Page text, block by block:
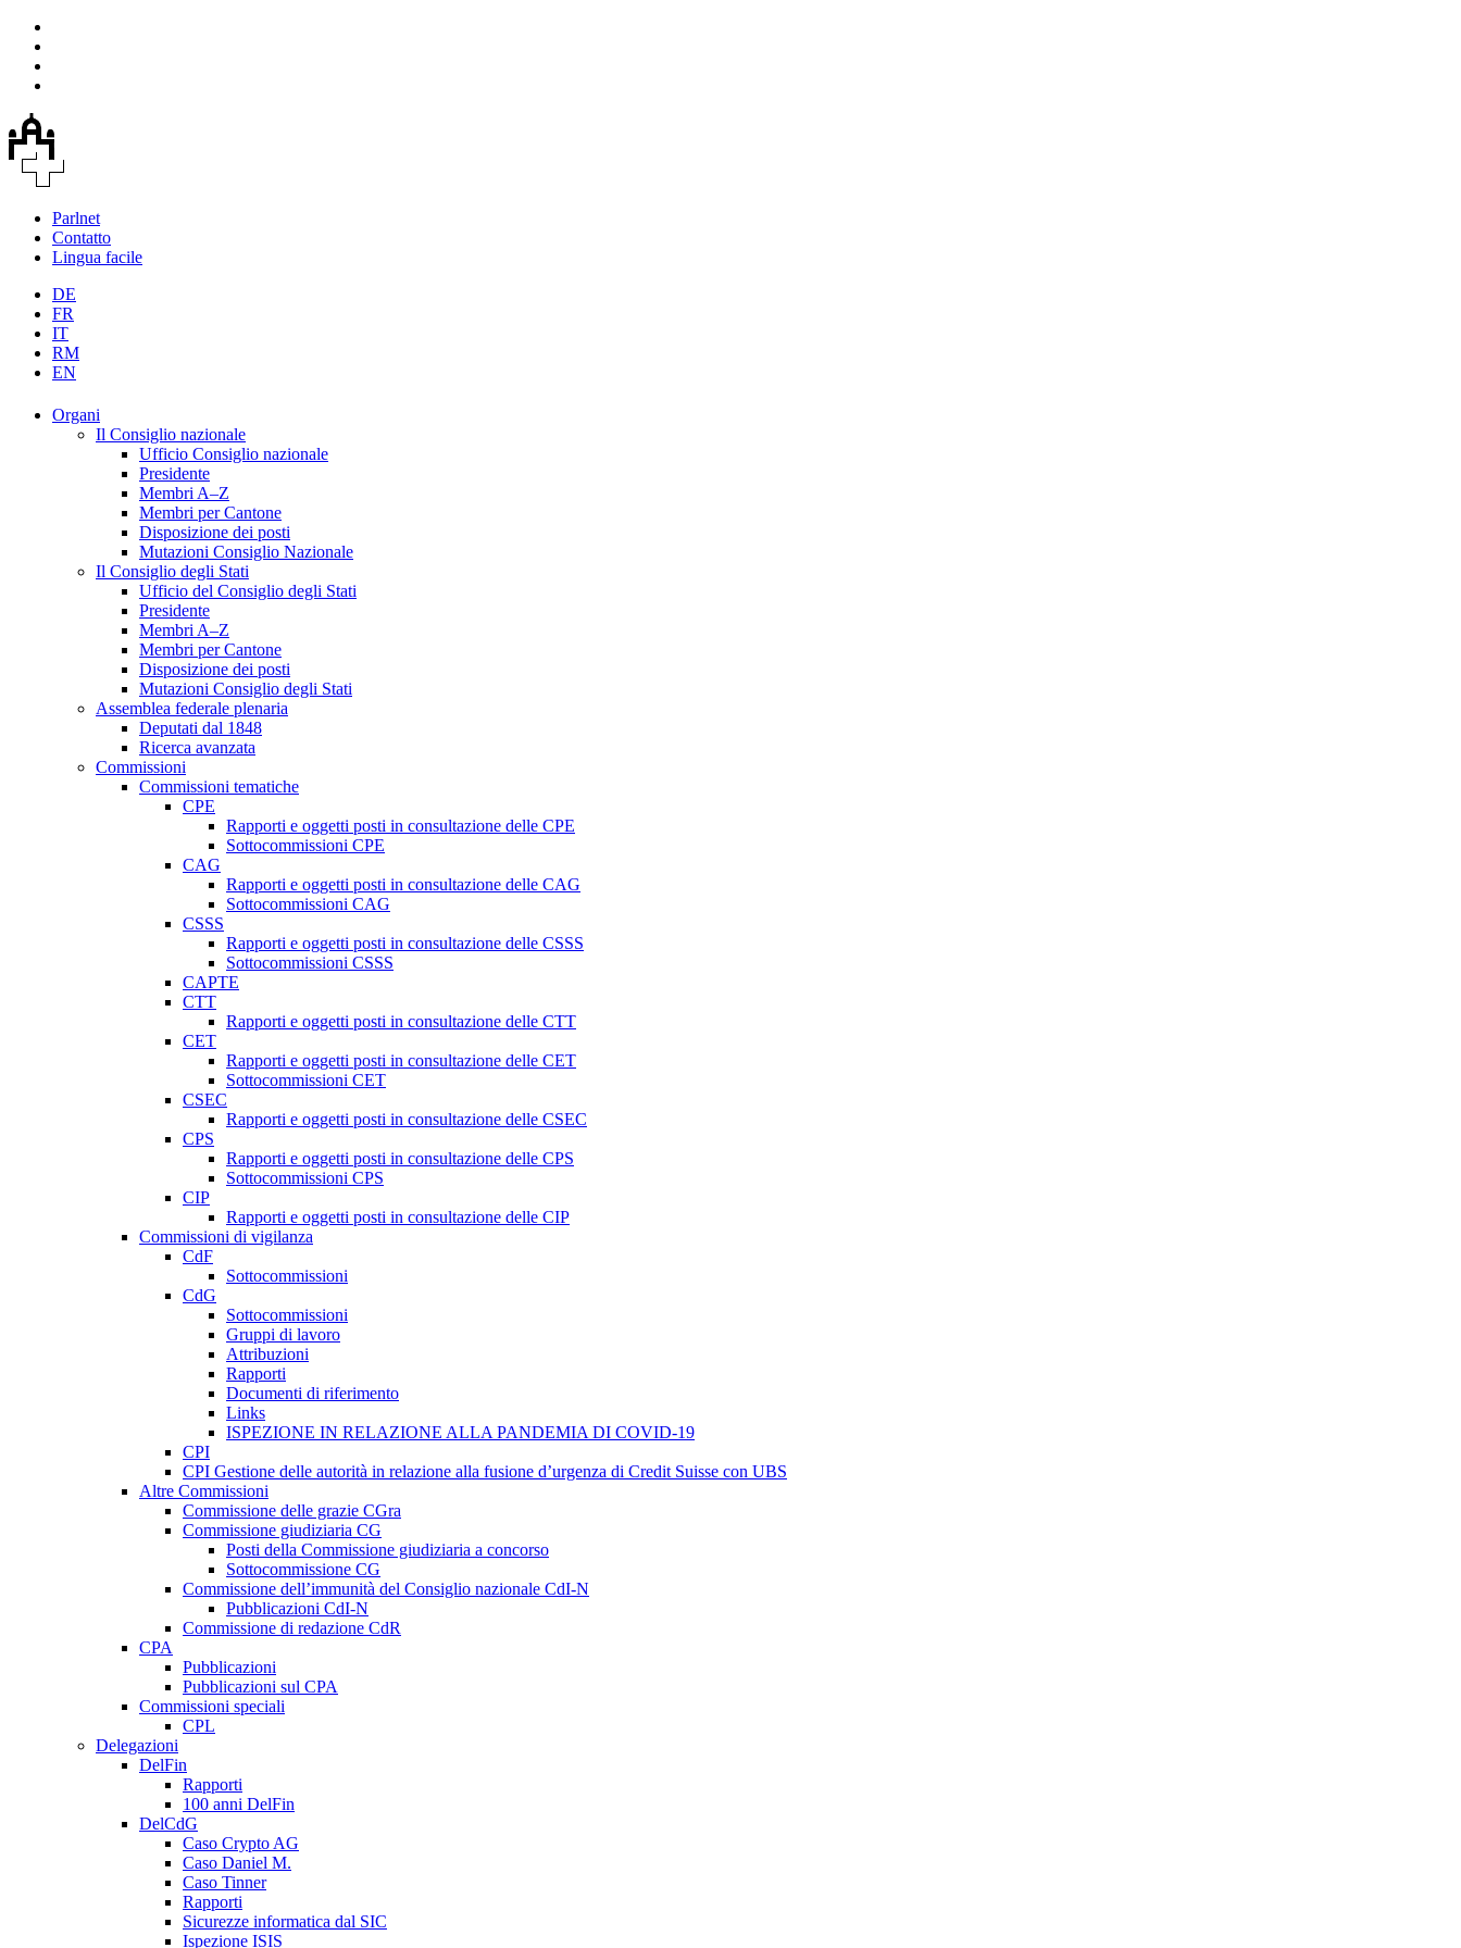
Parlnet
Contatto
Lingua facile
DE
FR
IT
RM
EN
Organi
Il Consiglio nazionale
Ufficio Consiglio nazionale
Presidente
Membri A–Z
Membri per Cantone
Disposizione dei posti
Mutazioni Consiglio Nazionale
Il Consiglio degli Stati
Ufficio del Consiglio degli Stati
Presidente
Membri A–Z
Membri per Cantone
Disposizione dei posti
Mutazioni Consiglio degli Stati
Assemblea federale plenaria
Deputati dal 1848
Ricerca avanzata
Commissioni
Commissioni tematiche
CPE
Rapporti e oggetti posti in consultazione delle CPE
Sottocommissioni CPE
CAG
Rapporti e oggetti posti in consultazione delle CAG
Sottocommissioni CAG
CSSS
Rapporti e oggetti posti in consultazione delle CSSS
Sottocommissioni CSSS
CAPTE
CTT
Rapporti e oggetti posti in consultazione delle CTT
CET
Rapporti e oggetti posti in consultazione delle CET
Sottocommissioni CET
CSEC
Rapporti e oggetti posti in consultazione delle CSEC
CPS
Rapporti e oggetti posti in consultazione delle CPS
Sottocommissioni CPS
CIP
Rapporti e oggetti posti in consultazione delle CIP
Commissioni di vigilanza
CdF
Sottocommissioni
CdG
Sottocommissioni
Gruppi di lavoro
Attribuzioni
Rapporti
Documenti di riferimento
Links
ISPEZIONE IN RELAZIONE ALLA PANDEMIA DI COVID-19
CPI
CPI Gestione delle autorità in relazione alla fusione d’urgenza di Credit Suisse con UBS
Altre Commissioni
Commissione delle grazie CGra
Commissione giudiziaria CG
Posti della Commissione giudiziaria a concorso
Sottocommissione CG
Commissione dell’immunità del Consiglio nazionale CdI-N
Pubblicazioni CdI-N
Commissione di redazione CdR
CPA
Pubblicazioni
Pubblicazioni sul CPA
Commissioni speciali
CPL
Delegazioni
DelFin
Rapporti
100 anni DelFin
DelCdG
Caso Crypto AG
Caso Daniel M.
Caso Tinner
Rapporti
Sicurezze informatica dal SIC
Ispezione ISIS